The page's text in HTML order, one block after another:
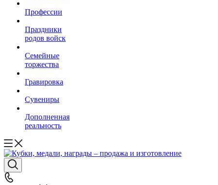
Профессии
Праздники
родов войск
Семейные
торжества
Гравировка
Сувениры
Дополненная
реальность